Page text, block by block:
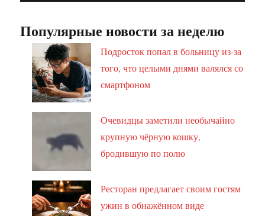
Популярные новости за неделю
Подросток попал в больницу из-за
того, что целыми днями валялся со
смартфоном
Очевидцы заметили необычайно
крупную чёрную кошку,
бродившую по полю
Ресторан предлагает своим гостям
ужин в обнажённом виде